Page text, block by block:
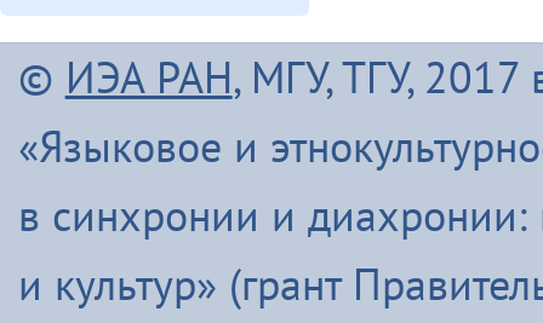
© ИЭА РАН, МГУ, ТГУ, 2017
«Языковое и
в синхронии и диахронии:
и культур» (грант